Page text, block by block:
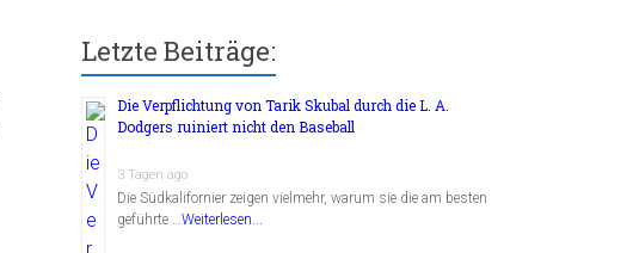
Letzte Beiträge:
Die Verpflichtung von Tarik Skubal durch die L. A.
Dodgers ruiniert nicht den Baseball
3 Tagen ago
Die Südkalifornier zeigen vielmehr, warum sie die am besten
geführte …Weiterlesen...